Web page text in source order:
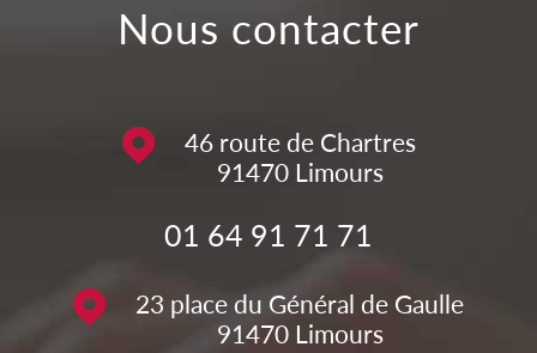
nous contacter
46 route de Chartres
91470 Limours
01 64 91 71 71
23 place du Général de Gaulle
91470 Limours